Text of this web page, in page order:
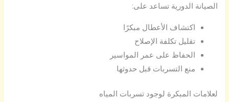
الصيانة الدورية تساعد على:
اكتشاف الأعطال مبكرًا
تقليل تكلفة الإصلاح
الحفاظ على عمر المواسير
منع التسربات قبل حدوثها
لعلامات المبكرة لوجود تسربات المياه